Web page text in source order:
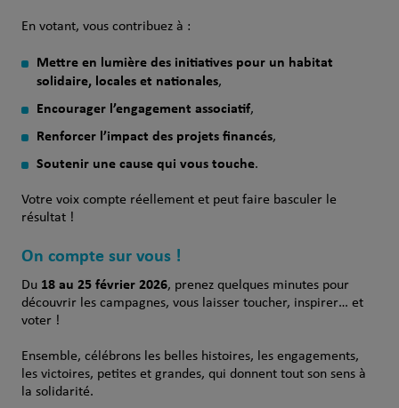
En votant, vous contribuez à :
Mettre en lumière des initiatives pour un habitat
solidaire, locales et nationales,
Encourager l’engagement associatif,
Renforcer l’impact des projets financés,
Soutenir une cause qui vous touche.
Votre voix compte réellement et peut faire basculer le
résultat !
On compte sur vous !
Du 18 au 25 février 2026, prenez quelques minutes pour
découvrir les campagnes, vous laisser toucher, inspirer… et
voter !
Ensemble, célébrons les belles histoires, les engagements,
les victoires, petites et grandes, qui donnent tout son sens à
la solidarité.